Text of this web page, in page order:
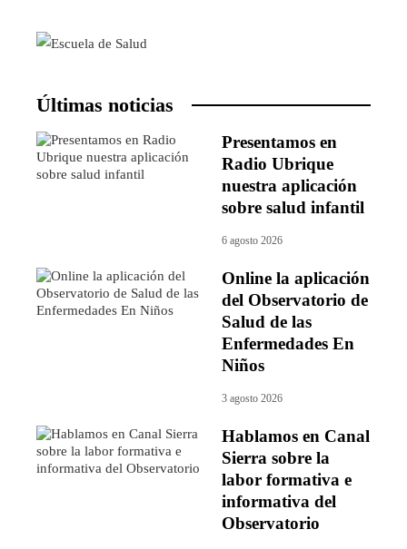
Últimas noticias
Presentamos en
Radio Ubrique
nuestra aplicación
sobre salud infantil
6 agosto 2026
Online la aplicación
del Observatorio de
Salud de las
Enfermedades En
Niños
3 agosto 2026
Hablamos en Canal
Sierra sobre la
labor formativa e
informativa del
Observatorio